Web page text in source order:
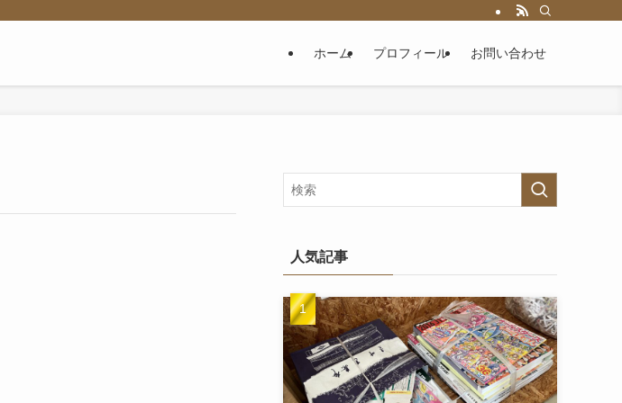
ホーム プロフィール お問い合わせ
人気記事